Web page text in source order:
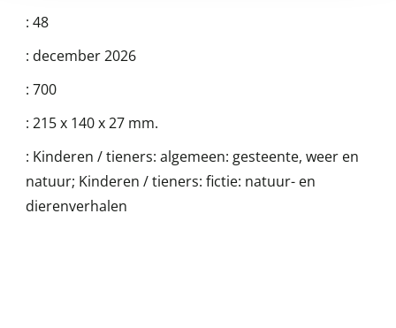
: 48
: december 2026
: 700
: 215 x 140 x 27 mm.
: Kinderen / tieners: algemeen: gesteente, weer en
natuur; Kinderen / tieners: fictie: natuur- en
dierenverhalen